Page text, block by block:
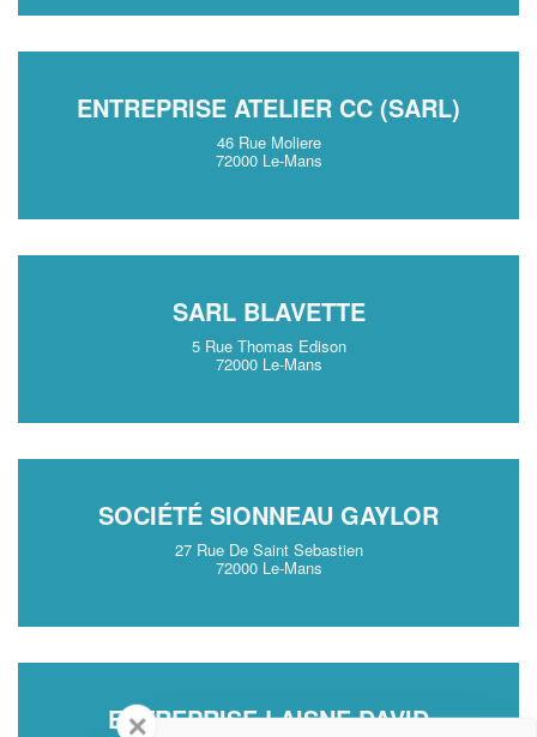
ENTREPRISE ATELIER CC (SARL)
46 Rue Moliere
72000 Le-Mans
SARL BLAVETTE
5 Rue Thomas Edison
72000 Le-Mans
SOCIÉTÉ SIONNEAU GAYLOR
27 Rue De Saint Sebastien
72000 Le-Mans
ENTREPRISE LAISNE DAVID
✕